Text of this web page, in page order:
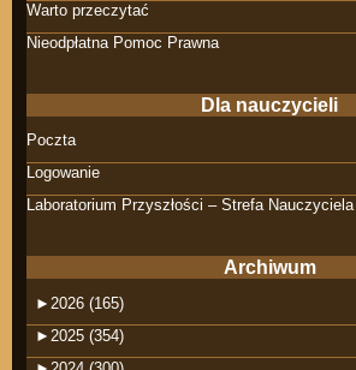
Warto przeczytać
Nieodpłatna Pomoc Prawna
Dla nauczycieli
Poczta
Logowanie
Laboratorium Przyszłości – Strefa Nauczyciela
Archiwum
► 2026 (165)
► 2025 (354)